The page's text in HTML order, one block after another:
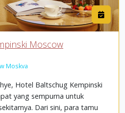
Moscow
Moskva
Hotel Baltschug Kempinski
yang sempurna untuk
Dari sini, para tamu